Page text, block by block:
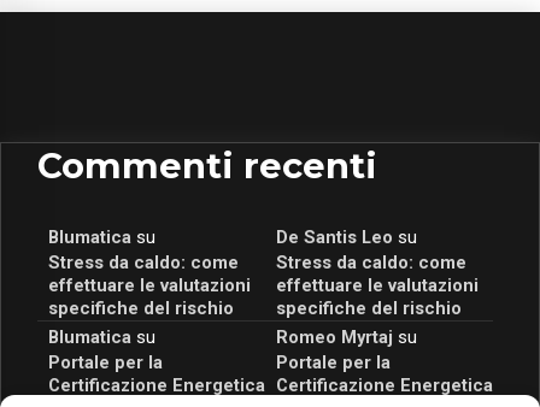
Commenti recenti
Blumaticasu
Stress da caldo: come
effettuare le valutazioni
specifiche del rischio
De Santis Leo su
Stress da caldo: come
effettuare le valutazioni
specifiche del rischio
Blumaticasu
Portale per la
Certificazione Energetica
Romeo Myrtaj su
Portale per la
Certificazione Energetica